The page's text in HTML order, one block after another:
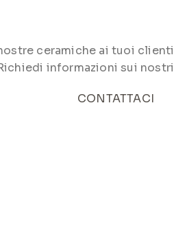
ceramiche ai tuoi
informazioni sui
CONTATTACI